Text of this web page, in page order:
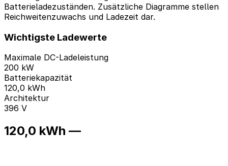
Batterieladezuständen. Zusätzliche Diagramme stellen
Reichweitenzuwachs und Ladezeit dar.
Wichtigste Ladewerte
Maximale DC-Ladeleistung
200 kW
Batteriekapazität
120,0 kWh
Architektur
396 V
120,0 kWh —